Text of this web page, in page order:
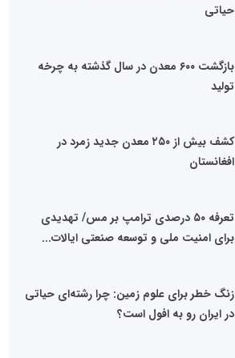
حیاتی
بازگشت ۶۰۰ معدن در سال گذشته به چرخه
تولید
کشف بیش از ۲۵۰ معدن جدید زمرد در
افغانستان
تعرفه ۵۰ درصدی ترامپ بر مس/ تهدیدی
برای امنیت ملی و توسعه صنعتی ایالات...
زنگ خطر برای علوم زمین: چرا رشته‌ای حیاتی
در ایران رو به افول است؟